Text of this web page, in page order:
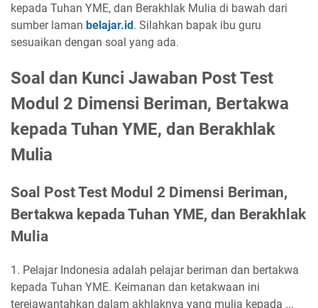
kepada Tuhan YME, dan Berakhlak Mulia di bawah dari
sumber laman belajar.id. Silahkan bapak ibu guru
sesuaikan dengan soal yang ada.
Soal dan Kunci Jawaban Post Test
Modul 2 Dimensi Beriman, Bertakwa
kepada Tuhan YME, dan Berakhlak
Mulia
Soal Post Test Modul 2 Dimensi Beriman,
Bertakwa kepada Tuhan YME, dan Berakhlak
Mulia
1. Pelajar Indonesia adalah pelajar beriman dan bertakwa
kepada Tuhan YME. Keimanan dan ketakwaan ini
terejawantahkan dalam akhlaknya yang mulia kepada ...